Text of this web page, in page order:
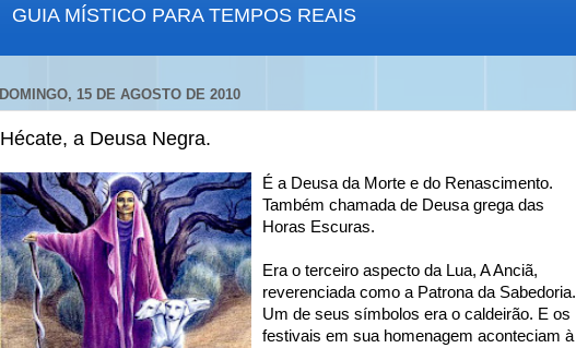
GUIA MÍSTICO PARA TEMPOS REAIS
DOMINGO, 15 DE AGOSTO DE 2010
Hécate, a Deusa Negra.
É a Deusa da Morte e do Renascimento.
Também chamada de Deusa grega das
Horas Escuras.
Era o terceiro aspecto da Lua, A Anciã,
reverenciada como a Patrona da Sabedoria.
Um de seus símbolos era o caldeirão. E os
festivais em sua homenagem aconteciam à